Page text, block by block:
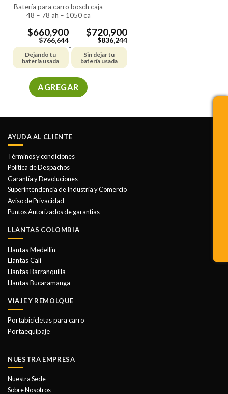
de
producto
batería para carro bosch caja
48 – 78 ah – 1050 ca
$660,900
$766,644
Dejando tu
batería usada
-
$720,900
$836,244
Sin dejar tu
batería usada
AGREGAR
múltiples
Las
opciones
se
pueden
elegir
en
página
AYUDA AL CLIENTE
Términos y condiciones
Política de Despachos
Garantía y Devoluciones
Superintendencia de Industria y Comercio
Aviso de Privacidad
Puntos Autorizados de garantias
LLANTAS COLOMBIA
Llantas Medellin
Llantas Cali
Llantas Barranquilla
Llantas Bucaramanga
VIAJE Y REMOLQUE
Portabicicletas para carro
Portaequipaje
NUESTRA EMPRESA
Nuestra Sede
Sobre Nosotros